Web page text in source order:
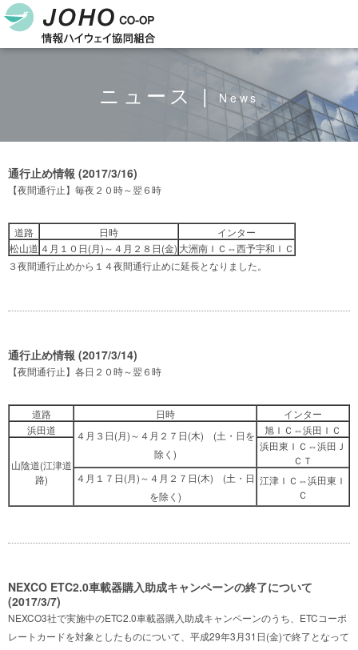
ニュース | News
通行止め情報 (2017/3/16)
【夜間通行止】毎夜２０時～翌６時
道路 日時
インター
松山道 ４月１０日(月)～４月２８日(金) 大洲南ＩＣ⇔西予宇和ＩＣ
３夜間通行止めから１４夜間通行止めに延長となりました。
通行止め情報 (2017/3/14)
【夜間通行止】各日２０時～翌６時
道路 日時
インター
浜田道
４月３日(月)～４月２７日(木) (土・日を
除く)
旭ＩＣ⇔浜田ＩＣ
山陰道(江津道
路)
浜田東ＩＣ⇔浜田Ｊ
ＣＴ
４月１７日(月)～４月２７日(木) (土・日
を除く)
江津ＩＣ⇔浜田東Ｉ
Ｃ
NEXCO ETC2.0車載器購入助成キャンペーンの終了について
(2017/3/7)
NEXCO3社で実施中のETC2.0車載器購入助成キャンペーンのうち、ETCコーポ
レートカードを対象としたものについて、平成29年3月31日(金)で終了となって